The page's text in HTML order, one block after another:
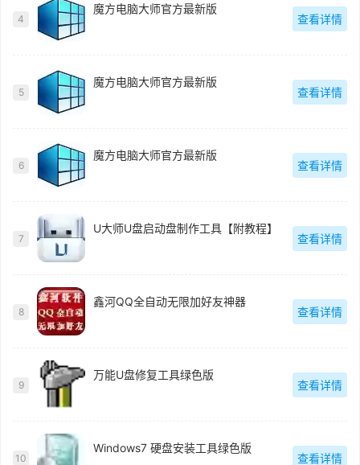
4
魔方电脑大师官方最新版
查看详情
5
魔方电脑大师官方最新版
查看详情
6
魔方电脑大师官方最新版
查看详情
7
U大师U盘启动盘制作工具【附教程】
查看详情
8
鑫河QQ全自动无限加好友神器
查看详情
9
万能U盘修复工具绿色版
查看详情
10
Windows7 硬盘安装工具绿色版
查看详情